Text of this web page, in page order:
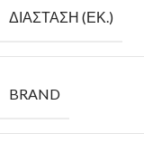
ΔΙΆΣΤΑΣΗ (ΕΚ.)
BRAND